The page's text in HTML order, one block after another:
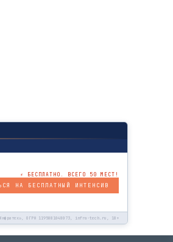
⚡ БЕСПЛАТНО. ВСЕГО 50 МЕСТ!
НА БЕСПЛАТНЫЙ ИНТЕНСИВ
ОГРН 1195081048073, infra-tech.ru, 18+